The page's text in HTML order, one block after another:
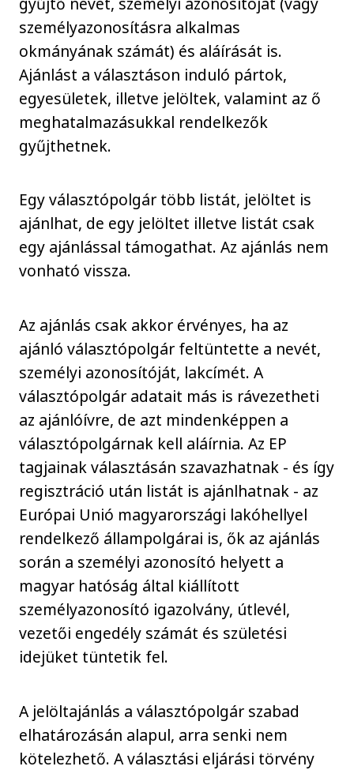
személyazonosításra alkalmas
okmányának számát) és aláírását is.
Ajánlást a választáson induló pártok,
egyesületek, illetve jelöltek, valamint az ő
meghatalmazásukkal rendelkezők
gyűjthetnek.
Egy választópolgár több listát, jelöltet is
ajánlhat, de egy jelöltet illetve listát csak
egy ajánlással támogathat. Az ajánlás nem
vonható vissza.
Az ajánlás csak akkor érvényes, ha az
ajánló választópolgár feltüntette a nevét,
személyi azonosítóját, lakcímét. A
választópolgár adatait más is rávezetheti
az ajánlóívre, de azt mindenképpen a
választópolgárnak kell aláírnia. Az EP
tagjainak választásán szavazhatnak - és így
regisztráció után listát is ajánlhatnak - az
Európai Unió magyarországi lakóhellyel
rendelkező állampolgárai is, ők az ajánlás
során a személyi azonosító helyett a
magyar hatóság által kiállított
személyazonosító igazolvány, útlevél,
vezetői engedély számát és születési
idejüket tüntetik fel.
A jelöltajánlás a választópolgár szabad
elhatározásán alapul, arra senki nem
kötelezhető. A választási eljárási törvény